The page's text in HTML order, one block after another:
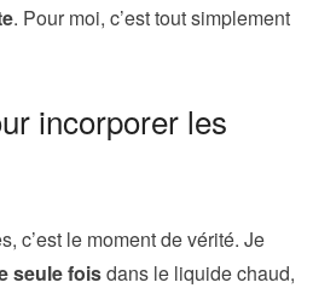
. Pour moi, c’est tout simplement
incorporer les
c’est le moment de vérité. Je
seule foisdans le liquide chaud,